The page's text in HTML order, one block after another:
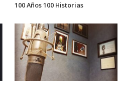
100 Años 100 Historias